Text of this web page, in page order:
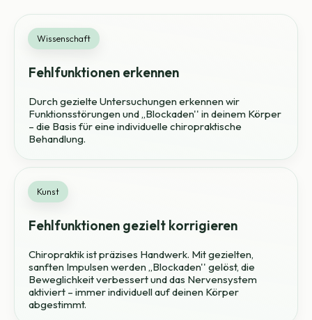
Wissenschaft
Fehlfunktionen erkennen
Durch gezielte Untersuchungen erkennen wir
Funktionsstörungen und ,,Blockaden'' in deinem Körper
– die Basis für eine individuelle chiropraktische
Behandlung.
Kunst
Fehlfunktionen gezielt korrigieren
Chiropraktik ist präzises Handwerk. Mit gezielten,
sanften Impulsen werden ,,Blockaden'' gelöst, die
Beweglichkeit verbessert und das Nervensystem
aktiviert – immer individuell auf deinen Körper
abgestimmt.